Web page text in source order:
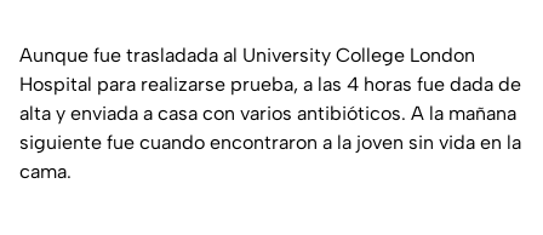
Aunque fue trasladada al University College London
Hospital para realizarse prueba, a las 4 horas fue dada de
alta y enviada a casa con varios antibióticos. A la mañana
siguiente fue cuando encontraron a la joven sin vida en la
cama.